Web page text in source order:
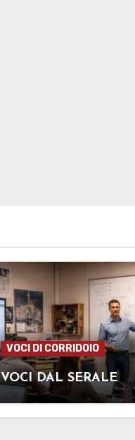
VOCI DI CORRIDOIO
VOCI DAL SERALE